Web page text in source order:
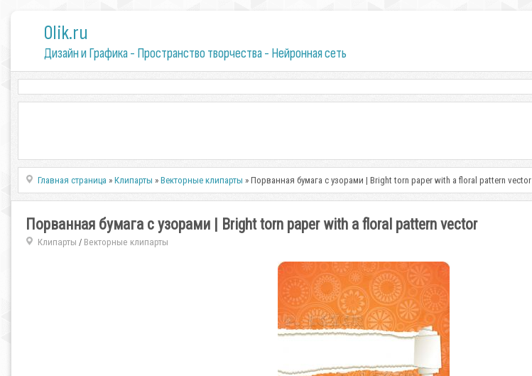
0lik.ru
Дизайн и Графика - Пространство творчества - Нейронная сеть
Главная страница »Клипарты »Векторные клипарты » Порванная бумага с узорами | Bright torn paper with a floral pattern vector
Порванная бумага с узорами | Bright torn paper with a floral pattern vector
Клипарты / Векторные клипарты